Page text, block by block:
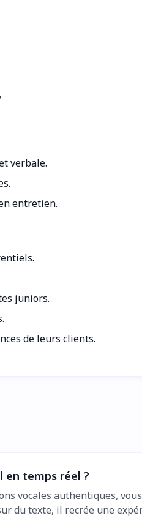
verbale.
entretien.
juniors.
de leurs clients.
temps réel ?
vocales authentiques,
du texte, il recrée une